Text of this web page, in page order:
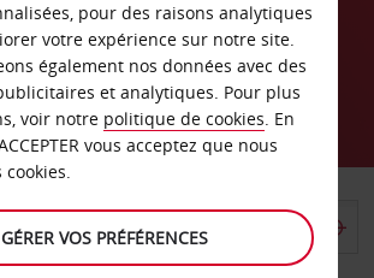
de voiture Bad
pour des raisons analytiques
votre expérience sur notre site.
également nos données avec des
et analytiques. Pour plus
voir notre politique de cookies. En
vous acceptez que nous
GÉRER VOS PRÉFÉRENCES